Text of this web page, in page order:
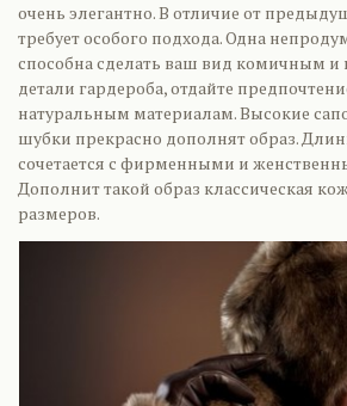
очень элегантно. В отличие от
требует особого подхода. Одна
способна сделать ваш вид комичным
детали гардероба, отдайте
натуральным материалам. Высокие
шубки прекрасно дополнят образ.
сочетается с фирменными и
Дополнит такой образ классическая
размеров.